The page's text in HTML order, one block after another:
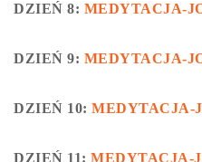
DZIEŃ 8: MEDYTACJA-
DZIEŃ 9: MEDYTACJA-
DZIEŃ 10: MEDYTACJA-
DZIEŃ 11: MEDYTACJA-